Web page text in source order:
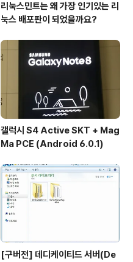
리눅스민트는 왜 가장 인기있는 리
눅스 배포판이 되었을까요?
갤럭시 S4 Active SKT + Mag
Ma PCE (Android 6.0.1)
[구버전] 데디케이티드 서버(De